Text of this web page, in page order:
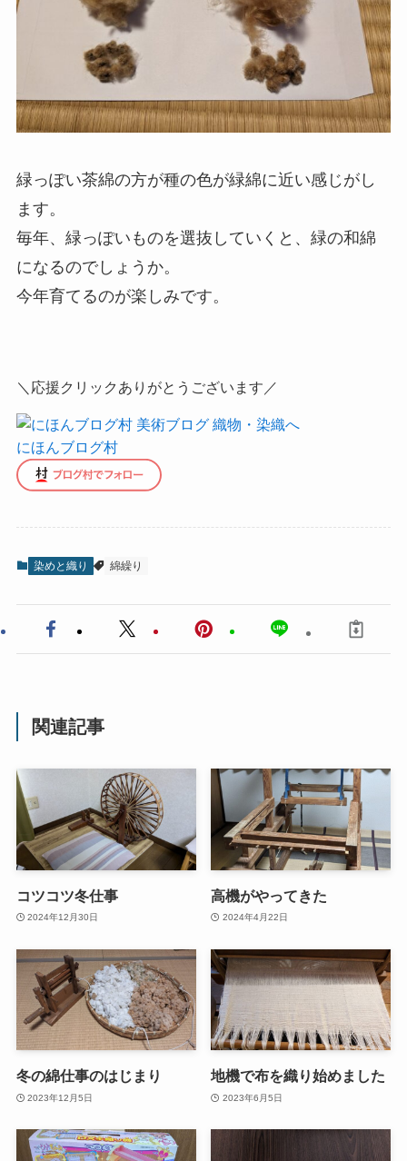
緑っぽい茶綿の方が種の色が緑綿に近い感じがし
ます。
毎年、緑っぽいものを選抜していくと、緑の和綿
になるのでしょうか。
今年育てるのが楽しみです。
＼応援クリックありがとうございます／
にほんブログ村
染めと織り 綿繰り
関連記事
コツコツ冬仕事
2024年12月30日
高機がやってきた
2024年4月22日
冬の綿仕事のはじまり
2023年12月5日
地機で布を織り始めました
2023年6月5日